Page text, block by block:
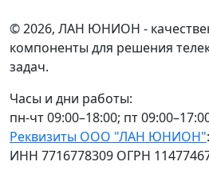
© 2026, ЛАН ЮНИОН -
компоненты для решения
задач.
Часы и дни работы:
пн-чт 09:00–18:00; пт
Реквизиты ООО "ЛАН ЮНИОН":
ИНН 7716778309 ОГРН